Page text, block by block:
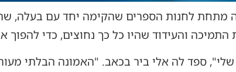
מתחת לחנות הספרים שהקימה יחד עם בעלה,
והעידוד שהיו כל כך נחוצים, כדי להפוך
ספד לה אלי ביר בכאב. "האמונה הבלתי